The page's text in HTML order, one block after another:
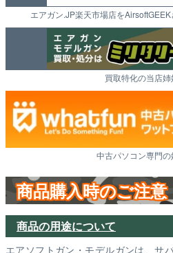
エアガン.JP楽天市場店を
買取特化の当店姉
中古パソコン専門の
商品購入時のご注意
商品の用途について
エアソフトガン・モデルガンは、サ